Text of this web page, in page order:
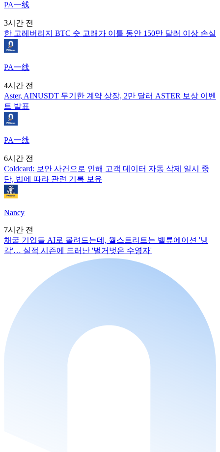
PA一线
3시간 전
한 고레버리지 BTC 숏 고래가 이틀 동안 150만 달러 이상 손실
PA一线
4시간 전
Aster, AINUSDT 무기한 계약 상장, 2만 달러 ASTER 보상 이벤
트 발표
PA一线
6시간 전
Coldcard: 보안 사건으로 인해 고객 데이터 자동 삭제 일시 중
단, 법에 따라 관련 기록 보유
Nancy
7시간 전
채굴 기업들 AI로 몰려드는데, 월스트리트는 밸류에이션 '냉
각'… 실적 시즌에 드러난 '벌거벗은 수영자'